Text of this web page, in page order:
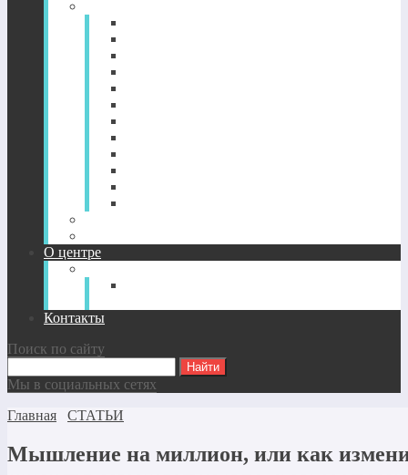
О центре
Контакты
Поиск по сайту
Мы в социальных сетях
Главная
СТАТЬИ
Мышление на миллион, или как